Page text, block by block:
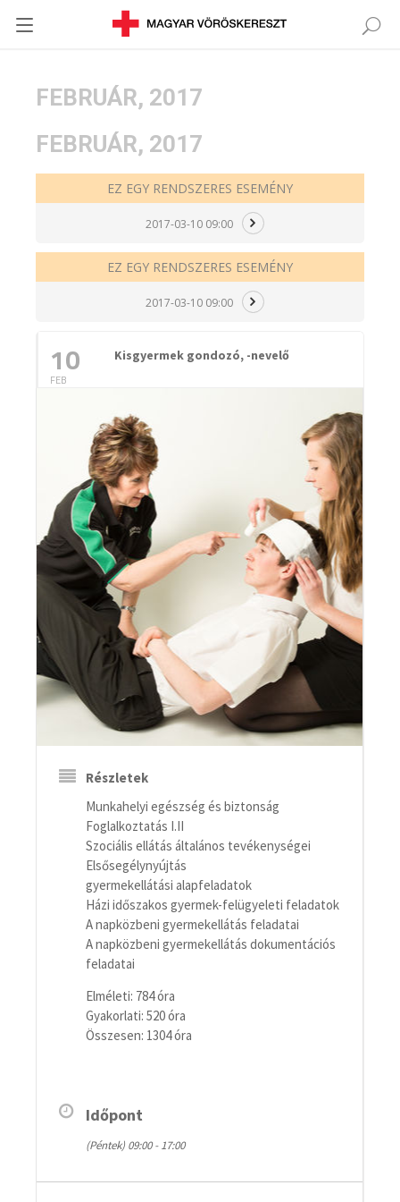
FEBRUÁR, 2017
FEBRUÁR, 2017
EZ EGY RENDSZERES ESEMÉNY
2017-03-10 09:00
EZ EGY RENDSZERES ESEMÉNY
2017-03-10 09:00
10
FEB
Kisgyermek gondozó, -nevelő
Részletek
Munkahelyi egészség és biztonság
Foglalkoztatás I.II
Szociális ellátás általános tevékenységei
Elsősegélynyújtás
gyermekellátási alapfeladatok
Házi időszakos gyermek-felügyeleti feladatok
A napközbeni gyermekellátás feladatai
A napközbeni gyermekellátás dokumentációs
feladatai
Elméleti: 784 óra
Gyakorlati: 520 óra
Összesen: 1304 óra
Időpont
(Péntek) 09:00 - 17:00